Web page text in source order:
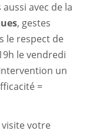
avec de la
, gestes
le respect de
le vendredi
un
=
votre